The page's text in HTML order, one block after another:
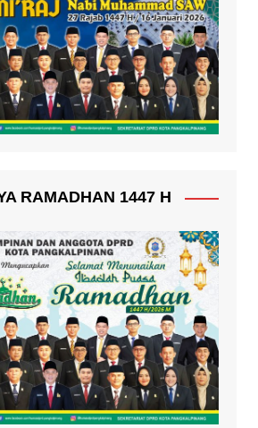
RAMADHAN 1447 H